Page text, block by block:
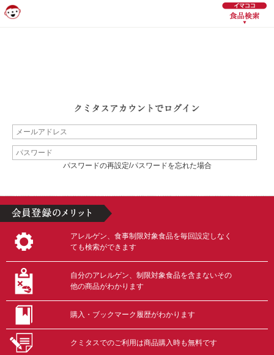
パスワードの再設定/パスワードを忘れた場合
アレルゲン、食事制限対象食品を毎回設定しなく
ても検索ができます
自分のアレルゲン、制限対象食品を含まないその
他の商品がわかります
購入・ブックマーク履歴がわかります
クミタスでのご利用は商品購入時も無料です